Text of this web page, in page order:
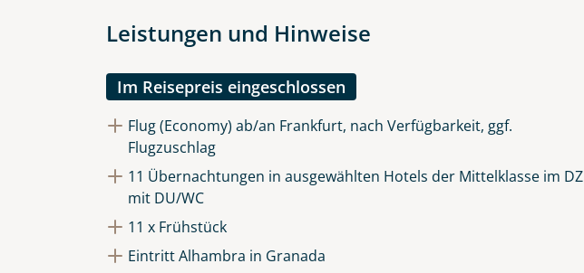
Leistungen und Hinweise
Im Reisepreis eingeschlossen
Flug (Economy) ab/an Frankfurt, nach Verfügbarkeit, ggf.
Flugzuschlag
11 Übernachtungen in ausgewählten Hotels der Mittelklasse im DZ
mit DU/WC
11 x Frühstück
Eintritt Alhambra in Granada